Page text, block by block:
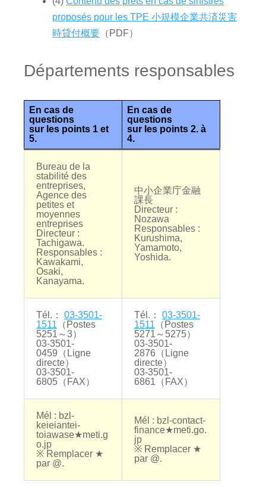
proposés pour les TPE 小規模企業共済災害
時貸付概要 （PDF）
Départements responsables
En cas de
questions
sur les points 1 et
5.
En cas de
questions
sur les points 2. à
4.
Bureau de la
stabilité des
entreprises,
Agence des
petites et
moyennes
entreprises
Directeur :
Tachigawa.
Responsables :
Kawakami,
Osaki,
Kanayama.
中小企業庁金融
課長
Directeur :
Nozawa
Responsables :
Kurushima,
Yamamoto,
Yoshida.
Tél.： 03-3501-
1511 （Postes
5251～3）
03-3501-
0459（Ligne
directe）
03-3501-
6805（FAX）
Tél.： 03-3501-
1511 （Postes
5271～5275）
03-3501-
2876（Ligne
directe）
03-3501-
6861（FAX）
Mél : bzl-
keieiantei-
toiawase★meti.g
o.jp
※ Remplacer ★
par @.
Mél : bzl-contact-
finance★meti.go.
jp
※ Remplacer ★
par @.